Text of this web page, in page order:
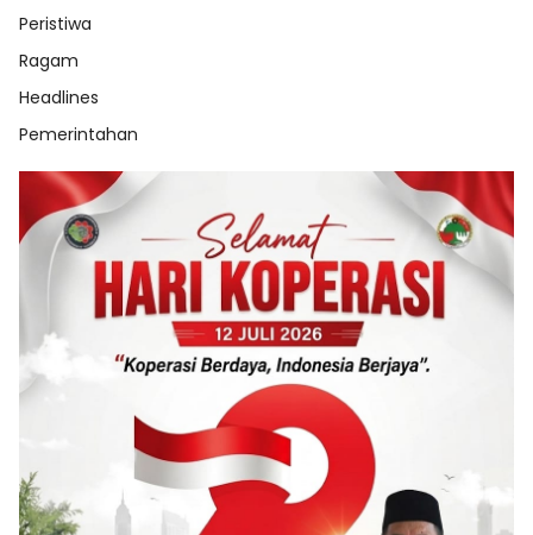
Peristiwa
Ragam
Headlines
Pemerintahan